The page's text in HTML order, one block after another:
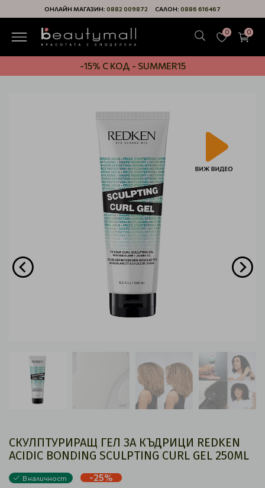
ОНЛАЙН МАГАЗИН: 0882 009872 САЛОН: 0886 616467
0 0
-15% С КОД - SUMMER15
СКУЛПТУРИРАЩ ГЕЛ ЗА КЪДРИЦИ REDKEN
ACIDIC BONDING SCULPTING CURL GEL 250ML
В наличност -25%